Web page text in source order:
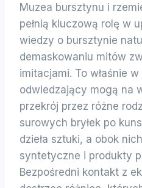
Muzea bursztynu i
pełnią kluczową rolę w
wiedzy o bursztynie
demaskowaniu mitów
imitacjami. To właśnie
odwiedzający mogą na
przekrój przez różne
surowych bryłek po
dzieła sztuki, a obok
syntetyczne i produkty
Bezpośredni kontakt z